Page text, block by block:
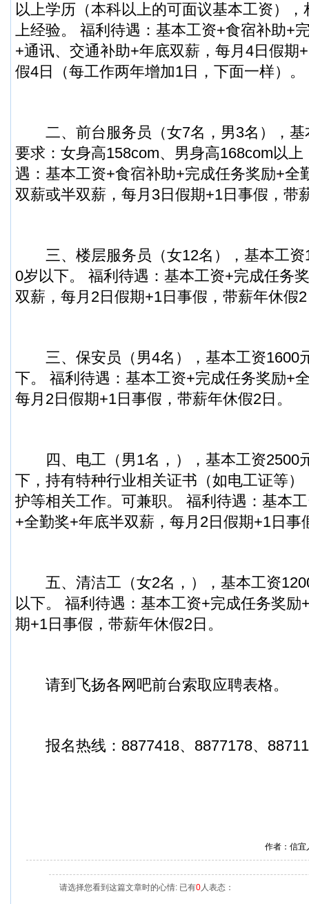
以上学历（本科以上的可面议基本工资）
上经验。 福利待遇：基本工资+食宿补助+
+通讯、交通补助+年底双薪，每月4日假期
假4日（每工作两年增加1日，下面一样）。
二、前台服务员（女7名，男3名），基
要求：女身高158com、男身高168com以
遇：基本工资+食宿补助+完成任务奖励+全
双薪或半双薪，每月3日假期+1日事假，带
三、楼层服务员（女12名），基本工资
0岁以下。 福利待遇：基本工资+完成任务
双薪，每月2日假期+1日事假，带薪年休假
三、保安员（男4名），基本工资1600
下。 福利待遇：基本工资+完成任务奖励+
每月2日假期+1日事假，带薪年休假2日。
四、电工（男1名，），基本工资2500
下，持有特种行业相关证书（如电工证等
护等相关工作。可兼职。 福利待遇：基本
+全勤奖+年底半双薪，每月2日假期+1日事
五、清洁工（女2名，），基本工资
以下。 福利待遇：基本工资+完成任务奖励
期+1日事假，带薪年休假2日。
请到飞扬各网吧前台索取应聘表格。
报名热线：8877418、8877178、
作者：信
请选择您看到这篇文章时的心情: 已有0人表态：